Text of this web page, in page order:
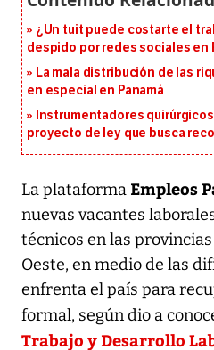
¿Un tuit puede costarte el
despido por redes sociales en
La mala distribución de las
en especial en Panamá
Instrumentadores
proyecto de ley que busca
La plataforma Empleos
nuevas vacantes
técnicos en las
Oeste, en medio de las
enfrenta el país para
formal, según dio a
Trabajo y Desarrollo